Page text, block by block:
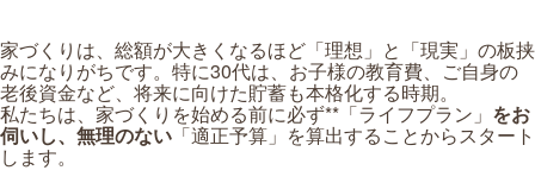
家づくりは、総額が大きくなるほど「理想」と「現実」の板挟
みになりがちです。特に30代は、お子様の教育費、ご自身の
老後資金など、将来に向けた貯蓄も本格化する時期。
私たちは、家づくりを始める前に必ず**「ライフプラン」 をお
伺いし、無理のない 「適正予算」を算出することからスタート
します。